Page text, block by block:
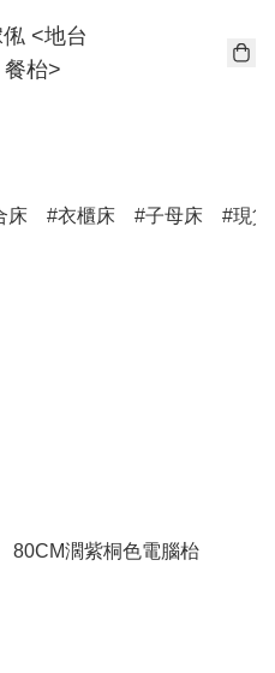
<地台
枱>
床 衣櫃床 子母床
現
80CM濶紫桐色電腦枱